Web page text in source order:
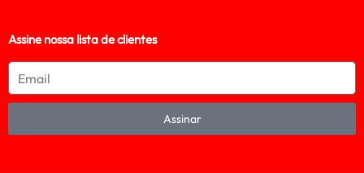
Assine nossa lista de clientes
Assinar